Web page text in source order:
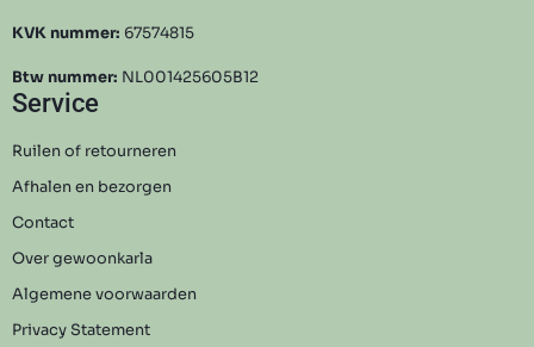
KVK nummer: 67574815
Btw nummer: NL001425605B12
Service
Ruilen of retourneren
Afhalen en bezorgen
Contact
Over gewoonkarla
Algemene voorwaarden
Privacy Statement